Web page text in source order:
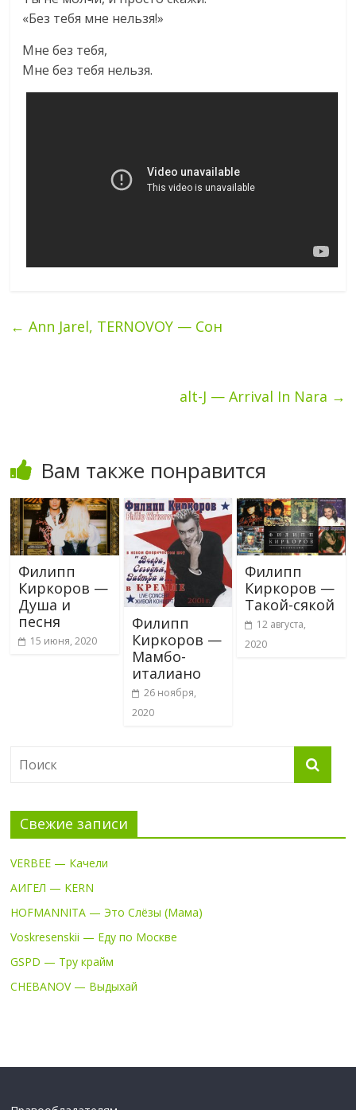
«Без тебя мне нельзя!»
Мне без тебя,
Мне без тебя нельзя.
← Ann Jarel, TERNOVOY — Сон
alt-J — Arrival In Nara →
Вам также понравится
Филипп
Киркоров —
Душа и
песня
15 июня, 2020
Филипп
Киркоров —
Мамбо-
италиано
26 ноября,
2020
Филипп
Киркоров —
Такой-сякой
12 августа,
2020
Свежие записи
VERBEE — Качели
АИГЕЛ — KERN
HOFMANNITA — Это Слёзы (Мама)
Voskresenskii — Еду по Москве
GSPD — Тру крайм
CHEBANOV — Выдыхай